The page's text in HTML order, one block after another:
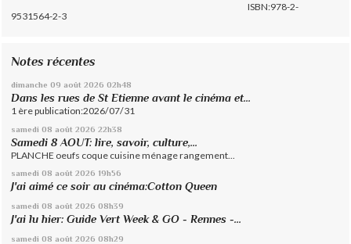
ISBN:978-2-
9531564-2-3
Notes récentes
dimanche 09 août 2026 02h48
Dans les rues de St Etienne avant le cinéma et...
1 ère publication:2026/07/31
samedi 08 août 2026 22h38
Samedi 8 AOUT: lire, savoir, culture,...
PLANCHE oeufs coque cuisine ménage rangement...
samedi 08 août 2026 19h56
J'ai aimé ce soir au cinéma:Cotton Queen
samedi 08 août 2026 08h39
J'ai lu hier: Guide Vert Week & GO - Rennes -...
samedi 08 août 2026 08h29